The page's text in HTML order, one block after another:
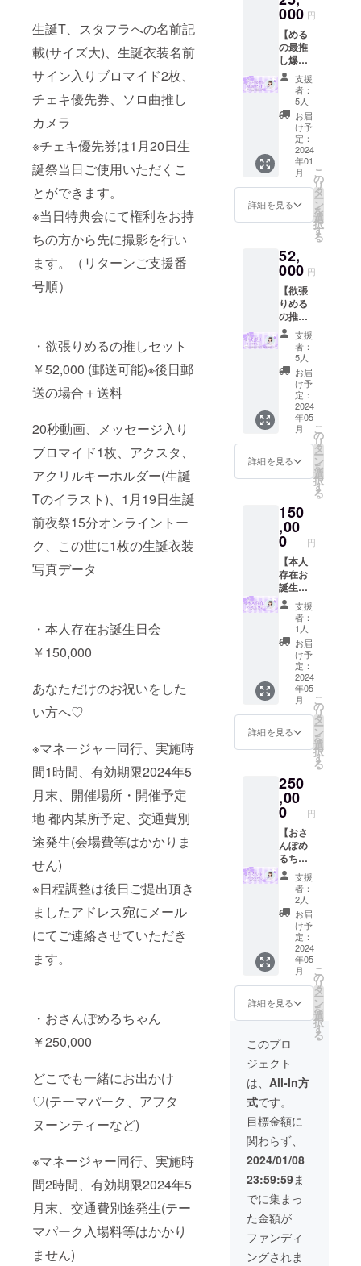
生誕T、スタフラへの名前記
載(サイズ大)、生誕衣装名前
サイン入りブロマイド2枚、
チェキ優先券、ソロ曲推し
カメラ
※チェキ優先券は1月20日生
誕祭当日ご使用いただくこ
とができます。
※当日特典会にて権利をお持
ちの方から先に撮影を行い
ます。（リターンご支援番
号順）
・欲張りめるの推しセット
￥52,000 (郵送可能)※後日郵
送の場合＋送料
20秒動画、メッセージ入り
ブロマイド1枚、アクスタ、
アクリルキーホルダー(生誕
Tのイラスト)、1月19日生誕
前夜祭15分オンライントー
ク、この世に1枚の生誕衣装
写真データ
・本人存在お誕生日会
￥150,000
あなただけのお祝いをした
い方へ♡
※マネージャー同行、実施時
間1時間、有効期限2024年5
月末、開催場所・開催予定
地 都内某所予定、交通費別
途発生(会場費等はかかりま
せん)
※日程調整は後日ご提出頂き
ましたアドレス宛にメール
にてご連絡させていただき
ます。
・おさんぽめるちゃん
￥250,000
どこでも一緒にお出かけ
♡(テーマパーク、アフタ
ヌーンティーなど)
※マネージャー同行、実施時
間2時間、有効期限2024年5
月末、交通費別途発生(テー
マパーク入場料等はかかり
ません)
うお願
しま
す。 ----
-----------
-----------
2分
￥2,500
5分
￥5,500
10分
￥10,00
0 ※トー
タル上
分。イ
ンター
-----------
--------
ル10分
を上限
といた
します
のでご
注意く
ださ
い。 ※
備考欄
に「①
ニック
ネーム
②希望
される
日時候
補を3
だくよ
うお願
しま
す。 ----
-----------
-----------
2分
￥2,500
5分
￥5,500
10分
￥10,00
0 ※トー
タル上
分。イ
ンター
-----------
--------
りブロ
マイド2
枚 ※備
考欄に
ニック
ネーム
を記載
してく
ださ
い。
000 円
【める
の最推
し爆誕
セッ
ト】 生
誕T (郵
送の場
合＋送
料)、ス
タフラ
への名
前記載
(サイズ
大)、生
誕衣装
名前サ
りブロ
マイド2
枚、
チェキ
優先
券、ソ
ロ曲推
しカメ
ラ ※
チェキ
優先券
は1月20
日生誕
祭当日
ご使用
いただ
くこと
典会に
て権利
をお持
ちの方
から先
に撮影
を行い
ます。
（リ
ターン
ご支援
番号
順） ※
備考欄
にニッ
クネー
ムを記
載して
支援
者：
5人
お届
け予
定：
2024
年01
月
詳細を見る
こ
の
リ
タ
ー
ン
を
選
択
す
る
52,
000 円
【欲張
りめる
の推し
セッ
ト】 (郵
送可能
＋送料)
20秒動
画、
メッ
セージ
入りブ
ロマイ
ド1枚、
アクス
タ、ア
キーホ
ルダー
(生誕T
のイラ
スト)、
1月19日
生誕前
夜祭15
分オン
ライン
トー
ク、こ
の世に1
枚の生
誕衣装
写真
データ
※備考欄
にニッ
クネー
載して
くださ
い。
支援
者：
5人
お届
け予
定：
2024
年05
月
詳細を見る
こ
の
リ
タ
ー
ン
を
選
択
す
る
150
,00
0 円
【本人
存在お
誕生日
会】 あ
なただ
けのお
祝いを
したい
方へ♡
※マネー
ジャー
同行、
実施時
間1時
間、有
効期限
5月末、
開催場
所・開
催予定
地 都内
某所予
定、交
通費別
途発生
(会場費
等はか
かりま
せん) ※
日程調
整はご
提出頂
きまし
たアド
レス宛
にメー
ルにて
後日ご
連絡さ
せてい
ただき
ます。
※備考欄
にニッ
クネー
ム を記
載して
くださ
い。
支援
者：
1人
お届
け予
定：
2024
年05
月
詳細を見る
こ
の
リ
タ
ー
ン
を
選
択
す
る
250
,00
0 円
【おさ
んぽめ
るちゃ
ん】 ど
こでも
一緒に
お出か
♡(テー
マパー
ク、ア
フタ
ヌーン
ティー
など) ※
マネー
ジャー
同行、
実施時
間2時
間、有
効期限
2024年
5月末、
交通費
別途発
生(テー
マパー
ク入場
料等は
かかり
ません)
※日程調
整は後
支援
者：
2人
お届
け予
定：
2024
年05
月
詳細を見る
こ
の
リ
タ
ー
ン
を
選
択
す
る
このプロ
ジェクト
は、 All-In方
式です。
目標金額に
関わらず、
2024/01/08
23:59:59ま
でに集まっ
た金額が
ファンディ
ングされま